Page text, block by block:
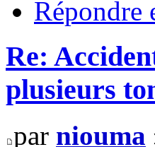
Répondre
Re:
plusieurs
par niouma